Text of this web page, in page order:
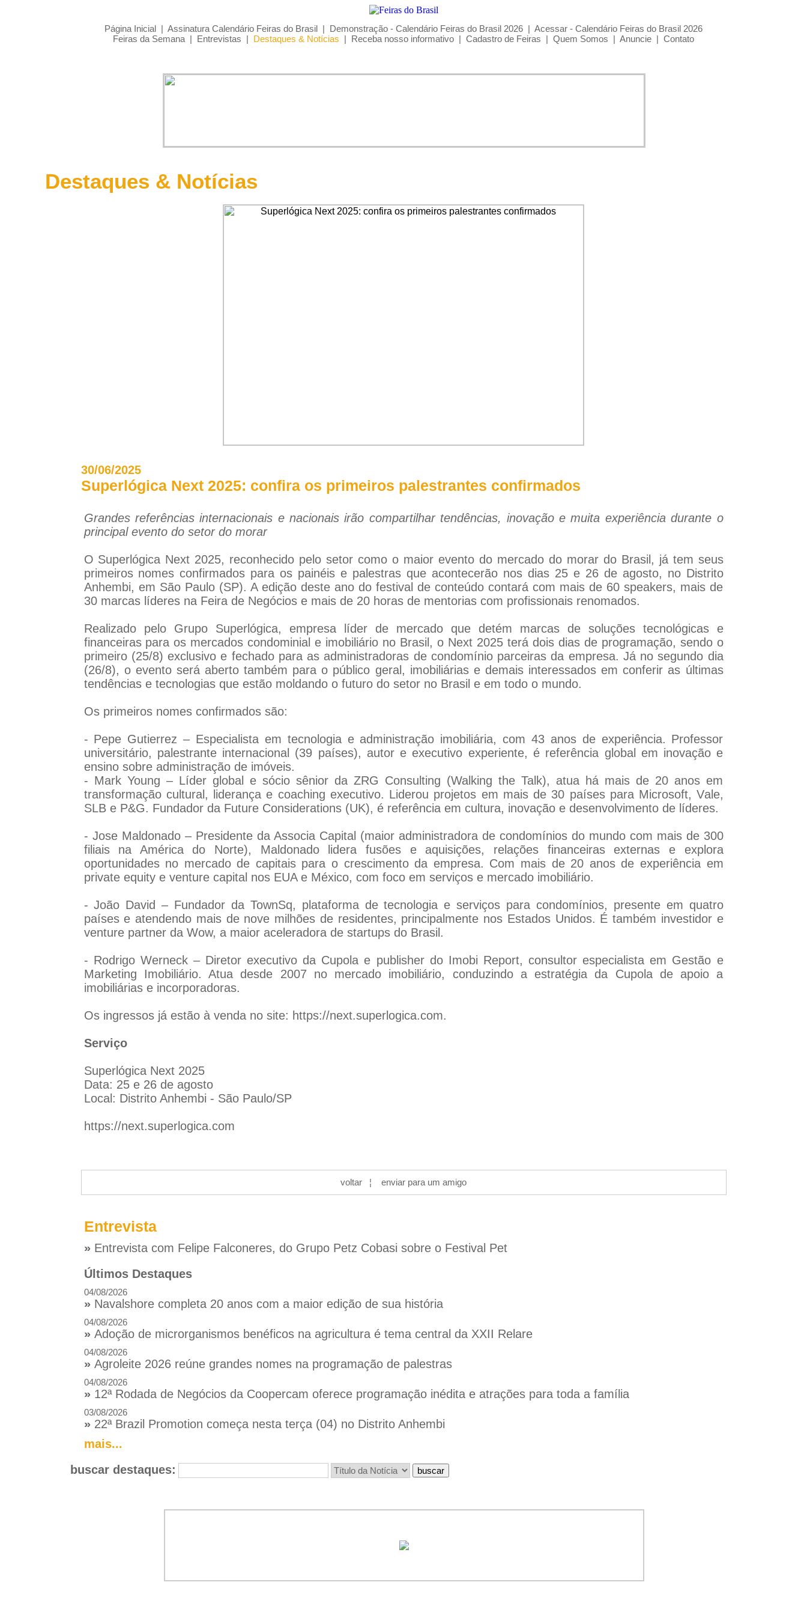
Página Inicial | Assinatura Calendário Feiras do Brasil | Demonstração - Calendário Feiras do Brasil 2026 | Acessar - Calendário Feiras do Brasil 2026
Feiras da Semana | Entrevistas | Destaques & Notícias | Receba nosso informativo | Cadastro de Feiras | Quem Somos | Anuncie | Contato
Destaques & Notícias
30/06/2025
Superlógica Next 2025: confira os primeiros palestrantes confirmados
Grandes referências internacionais e nacionais irão compartilhar tendências, inovação e muita experiência durante o
principal evento do setor do morar
O Superlógica Next 2025, reconhecido pelo setor como o maior evento do mercado do morar do Brasil, já tem seus
primeiros nomes confirmados para os painéis e palestras que acontecerão nos dias 25 e 26 de agosto, no Distrito
Anhembi, em São Paulo (SP). A edição deste ano do festival de conteúdo contará com mais de 60 speakers, mais de
30 marcas líderes na Feira de Negócios e mais de 20 horas de mentorias com profissionais renomados.
Realizado pelo Grupo Superlógica, empresa líder de mercado que detém marcas de soluções tecnológicas e
financeiras para os mercados condominial e imobiliário no Brasil, o Next 2025 terá dois dias de programação, sendo o
primeiro (25/8) exclusivo e fechado para as administradoras de condomínio parceiras da empresa. Já no segundo dia
(26/8), o evento será aberto também para o público geral, imobiliárias e demais interessados em conferir as últimas
tendências e tecnologias que estão moldando o futuro do setor no Brasil e em todo o mundo.
Os primeiros nomes confirmados são:
- Pepe Gutierrez – Especialista em tecnologia e administração imobiliária, com 43 anos de experiência. Professor
universitário, palestrante internacional (39 países), autor e executivo experiente, é referência global em inovação e
ensino sobre administração de imóveis.
- Mark Young – Líder global e sócio sênior da ZRG Consulting (Walking the Talk), atua há mais de 20 anos em
transformação cultural, liderança e coaching executivo. Liderou projetos em mais de 30 países para Microsoft, Vale,
SLB e P&G. Fundador da Future Considerations (UK), é referência em cultura, inovação e desenvolvimento de líderes.
- Jose Maldonado – Presidente da Associa Capital (maior administradora de condomínios do mundo com mais de 300
filiais na América do Norte), Maldonado lidera fusões e aquisições, relações financeiras externas e explora
oportunidades no mercado de capitais para o crescimento da empresa. Com mais de 20 anos de experiência em
private equity e venture capital nos EUA e México, com foco em serviços e mercado imobiliário.
- João David – Fundador da TownSq, plataforma de tecnologia e serviços para condomínios, presente em quatro
países e atendendo mais de nove milhões de residentes, principalmente nos Estados Unidos. É também investidor e
venture partner da Wow, a maior aceleradora de startups do Brasil.
- Rodrigo Werneck – Diretor executivo da Cupola e publisher do Imobi Report, consultor especialista em Gestão e
Marketing Imobiliário. Atua desde 2007 no mercado imobiliário, conduzindo a estratégia da Cupola de apoio a
imobiliárias e incorporadoras.
Os ingressos já estão à venda no site: https://next.superlogica.com.
Serviço
Superlógica Next 2025
Data: 25 e 26 de agosto
Local: Distrito Anhembi - São Paulo/SP
https://next.superlogica.com
voltar ¦ enviar para um amigo
Entrevista
» Entrevista com Felipe Falconeres, do Grupo Petz Cobasi sobre o Festival Pet
Últimos Destaques
04/08/2026
» Navalshore completa 20 anos com a maior edição de sua história
04/08/2026
» Adoção de microrganismos benéficos na agricultura é tema central da XXII Relare
04/08/2026
» Agroleite 2026 reúne grandes nomes na programação de palestras
04/08/2026
» 12ª Rodada de Negócios da Coopercam oferece programação inédita e atrações para toda a família
03/08/2026
» 22ª Brazil Promotion começa nesta terça (04) no Distrito Anhembi
mais...
buscar destaques: